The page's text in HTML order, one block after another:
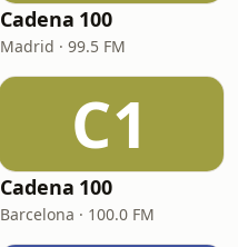
Cadena 100
Madrid · 99.5 FM
C1
Cadena 100
Barcelona · 100.0 FM